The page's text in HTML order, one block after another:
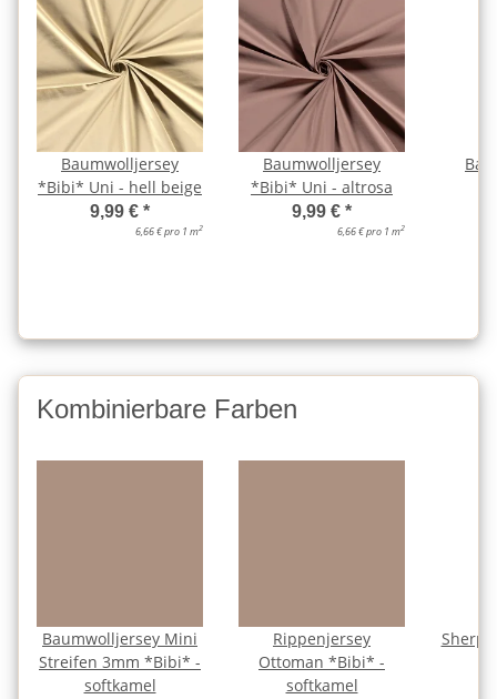
Baumwolljersey
*Bibi* Uni - hell beige
9,99 € *
6,66 € pro 1 m2
Baumwolljersey
*Bibi* Uni - altrosa
9,99 € *
6,66 € pro 1 m2
Kombinierbare Farben
Baumwolljersey Mini
Streifen 3mm *Bibi* -
softkamel
Rippenjersey
Ottoman *Bibi* -
softkamel